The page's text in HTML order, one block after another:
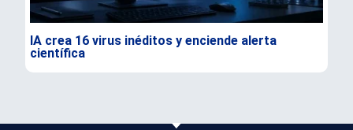
IA crea 16 virus inéditos y enciende alerta
científica